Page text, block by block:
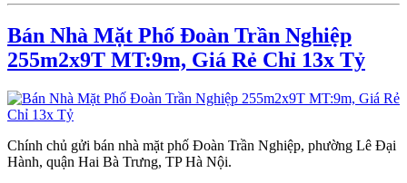
Bán Nhà Mặt Phố Đoàn Trần Nghiệp
255m2x9T MT:9m, Giá Rẻ Chỉ 13x Tỷ
Chính chủ gửi bán nhà mặt phố Đoàn Trần Nghiệp, phường Lê Đại
Hành, quận Hai Bà Trưng, TP Hà Nội.